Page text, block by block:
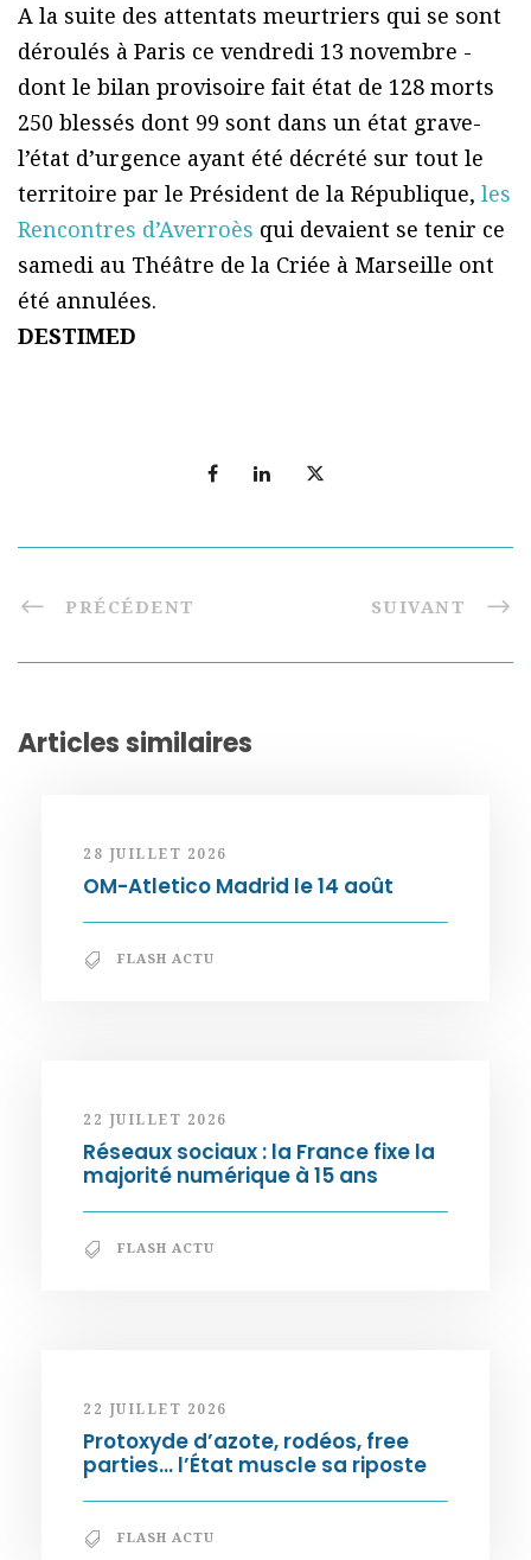
A la suite des attentats meurtriers qui se sont
déroulés à Paris ce vendredi 13 novembre -
dont le bilan provisoire fait état de 128 morts
250 blessés dont 99 sont dans un état grave-
l’état d’urgence ayant été décrété sur tout le
territoire par le Président de la République, les
Rencontres d’Averroès qui devaient se tenir ce
samedi au Théâtre de la Criée à Marseille ont
été annulées.
DESTIMED
PRÉCÉDENT SUIVANT
Articles similaires
28 JUILLET 2026
OM-Atletico Madrid le 14 août
FLASH ACTU
22 JUILLET 2026
Réseaux sociaux : la France fixe la
majorité numérique à 15 ans
FLASH ACTU
22 JUILLET 2026
Protoxyde d’azote, rodéos, free
parties… l’État muscle sa riposte
FLASH ACTU